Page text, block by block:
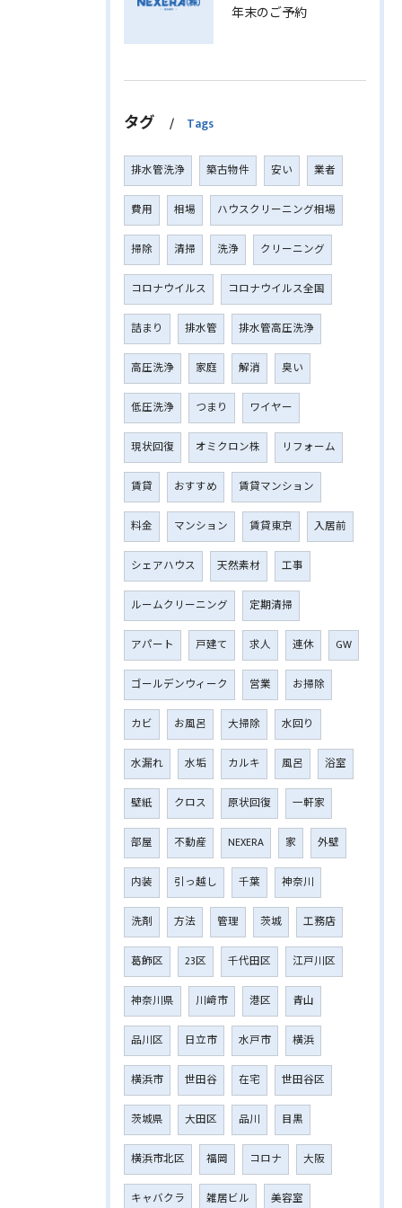
年末のご予約
タグ Tags
排水管洗浄 築古物件 安い 業者
費用 相場 ハウスクリーニング相場
掃除 清掃 洗浄 クリーニング
コロナウイルス コロナウイルス全国
詰まり 排水管 排水管高圧洗浄
高圧洗浄 家庭 解消 臭い
低圧洗浄 つまり ワイヤー
現状回復 オミクロン株 リフォーム
賃貸 おすすめ 賃貸マンション
料金 マンション 賃貸東京 入居前
シェアハウス 天然素材 工事
ルームクリーニング 定期清掃
アパート 戸建て 求人 連休 GW
ゴールデンウィーク 営業 お掃除
カビ お風呂 大掃除 水回り
水漏れ 水垢 カルキ 風呂 浴室
壁紙 クロス 原状回復 一軒家
部屋 不動産 NEXERA 家 外壁
内装 引っ越し 千葉 神奈川
洗剤 方法 管理 茨城 工務店
葛飾区 23区 千代田区 江戸川区
神奈川県 川﨑市 港区 青山
品川区 日立市 水戸市 横浜
横浜市 世田谷 在宅 世田谷区
茨城県 大田区 品川 目黒
横浜市北区 福岡 コロナ 大阪
キャバクラ 雑居ビル 美容室